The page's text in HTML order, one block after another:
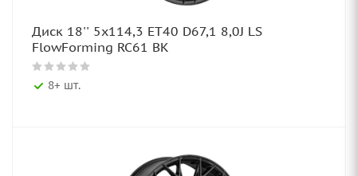
Диск 18'' 5x114,3 ET40 D67,1 8,0J LS
FlowForming RC61 BK
8+ шт.